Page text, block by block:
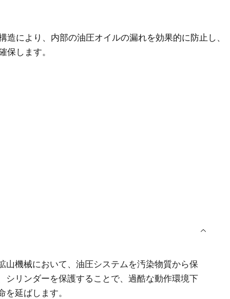
造により、内部の油圧オイルの漏れを効果的に防止し、
保します。
機械において、油圧システムを汚染物質から保
リンダーを保護することで、過酷な動作環境下
延ばします。